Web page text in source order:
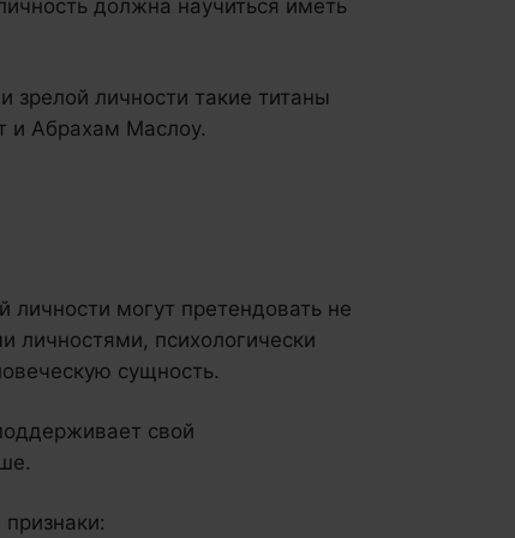
должна научиться иметь
зрелой личности такие титаны
и Абрахам Маслоу.
личности могут претендовать не
личностями, психологически
сущность.
свой